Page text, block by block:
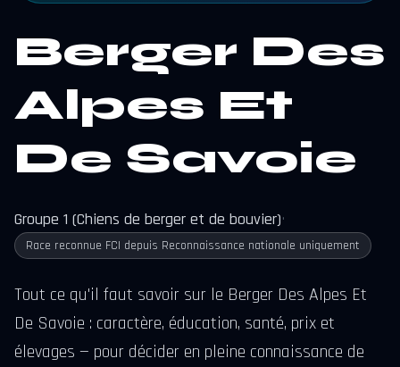
Berger Des
Alpes Et
De Savoie
Groupe 1 (Chiens de berger et de bouvier)•
Race reconnue FCI depuis Reconnaissance nationale uniquement
Tout ce qu'il faut savoir sur le Berger Des Alpes Et
De Savoie : caractère, éducation, santé, prix et
élevages — pour décider en pleine connaissance de